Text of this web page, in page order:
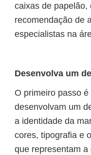
caixas de papelão,
recomendação de
especialistas na
Desenvolva um
O primeiro passo
desenvolvam um
a identidade da
cores, tipografia e
que representam